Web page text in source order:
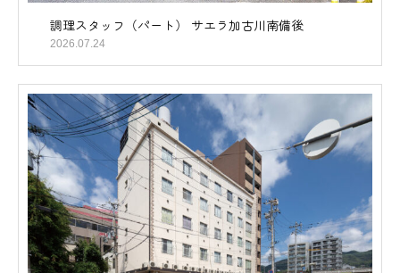
調理スタッフ（パート） サエラ加古川南備後
2026.07.24